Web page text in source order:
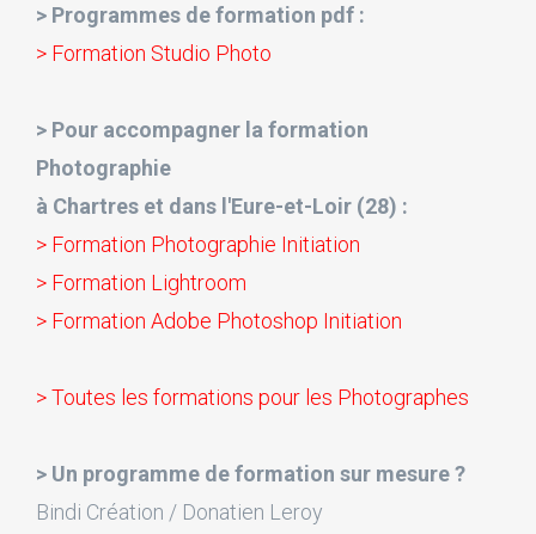
> Programmes de formation pdf :
> Formation Studio Photo
> Pour accompagner la formation
Photographie
à Chartres et dans l'Eure-et-Loir (28) :
> Formation Photographie Initiation
> Formation Lightroom
> Formation Adobe Photoshop Initiation
> Toutes les formations pour les Photographes
> Un programme de formation sur mesure ?
Bindi Création / Donatien Leroy